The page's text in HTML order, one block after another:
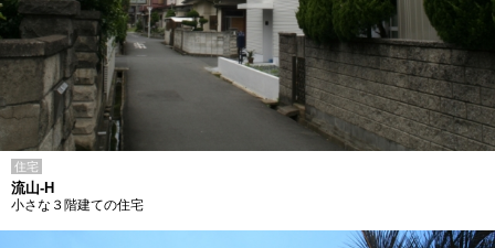
住宅
流山-H
小さな３階建ての住宅